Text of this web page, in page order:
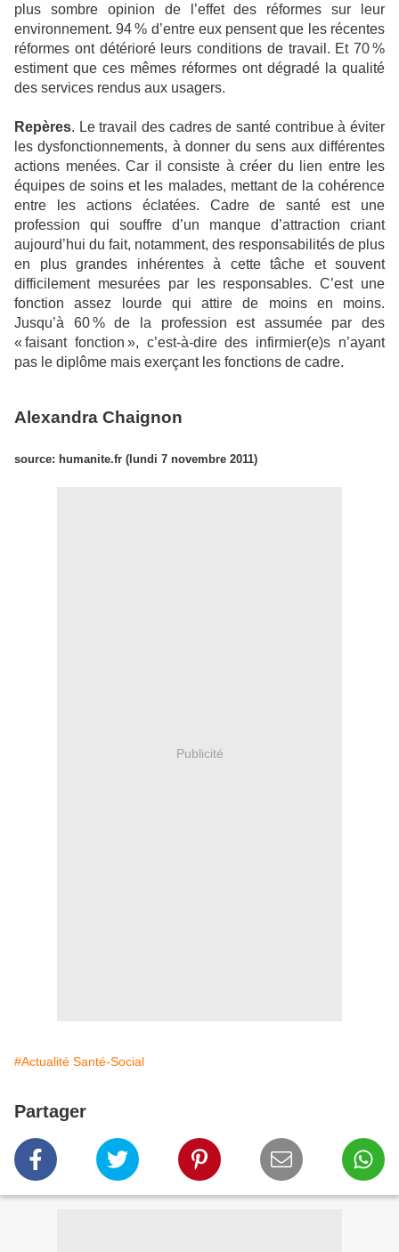
plus sombre opinion de l’effet des réformes sur leur
environnement. 94 % d’entre eux pensent que les récentes
réformes ont détérioré leurs conditions de travail. Et 70 %
estiment que ces mêmes réformes ont dégradé la qualité
des services rendus aux usagers.
Repères. Le travail des cadres de santé contribue à éviter
les dysfonctionnements, à donner du sens aux différentes
actions menées. Car il consiste à créer du lien entre les
équipes de soins et les malades, mettant de la cohérence
entre les actions éclatées. Cadre de santé est une
profession qui souffre d’un manque d’attraction criant
aujourd’hui du fait, notamment, des responsabilités de plus
en plus grandes inhérentes à cette tâche et souvent
difficilement mesurées par les responsables. C’est une
fonction assez lourde qui attire de moins en moins.
Jusqu’à 60 % de la profession est assumée par des
« faisant fonction », c’est-à-dire des infirmier(e)s n’ayant
pas le diplôme mais exerçant les fonctions de cadre.
Alexandra Chaignon
source: humanite.fr (lundi 7 novembre 2011)
Publicité
#Actualité Santé-Social
Partager